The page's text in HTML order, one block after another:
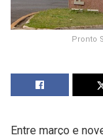
Pronto
Entre março e